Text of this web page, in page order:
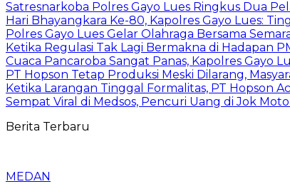
Satresnarkoba Polres Gayo Lues Ringkus Dua
Hari Bhayangkara Ke-80, Kapolres Gayo Lues:
Polres Gayo Lues Gelar Olahraga Bersama
Ketika Regulasi Tak Lagi Bermakna di Hadapan
Cuaca Pancaroba Sangat Panas, Kapolres Gayo
PT Hopson Tetap Produksi Meski Dilarang,
Ketika Larangan Tinggal Formalitas, PT Hopson
Sempat Viral di Medsos, Pencuri Uang di Jok
Berita Terbaru
MEDAN